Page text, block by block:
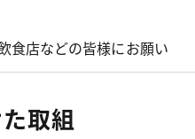
食店などの皆様にお願い
取組